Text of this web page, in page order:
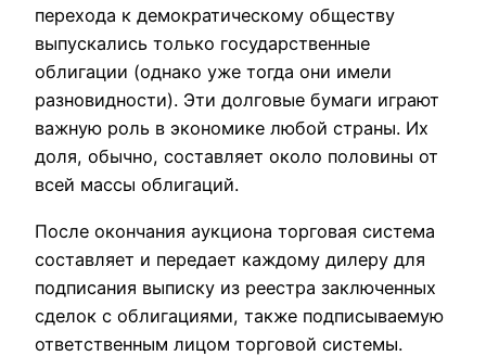
перехода к демократическому обществу
выпускались только государственные
облигации (однако уже тогда они имели
разновидности). Эти долговые бумаги играют
важную роль в экономике любой страны. Их
доля, обычно, составляет около половины от
всей массы облигаций.
После окончания аукциона торговая система
составляет и передает каждому дилеру для
подписания выписку из реестра заключенных
сделок с облигациями, также подписываемую
ответственным лицом торговой системы.